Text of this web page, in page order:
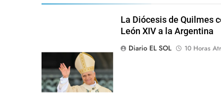
La Diócesis de Quilmes
León XIV a la Argentina
Diario EL SOL
10 Horas